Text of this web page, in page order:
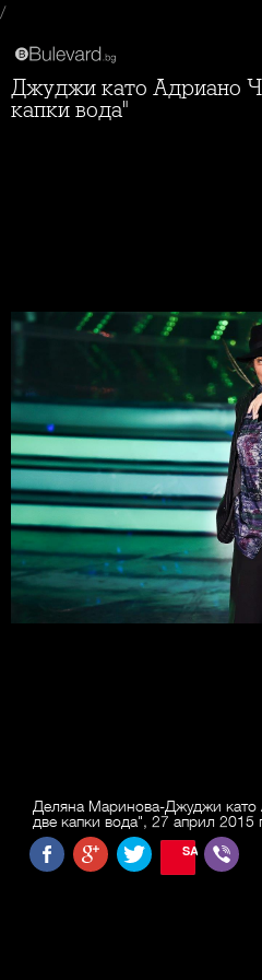
/
Джуджи като Адриано Челентано в "Като две
капки вода"
Деляна Маринова-Джуджи като
две капки вода", 27 април 2015
SAVE